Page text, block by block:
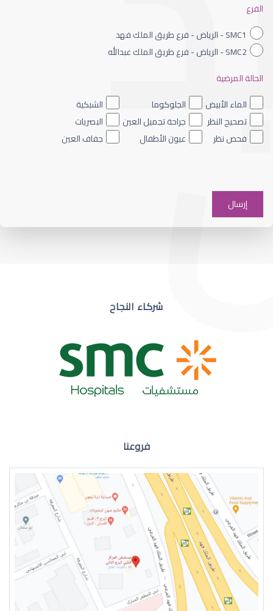
ضعف نظر العين اليسرى
ضعف نظر مفاجئ
ضعف نظر في العين اليسرى
الفرع
SMC1 - الرياض - فرع طريق الملك فهد
SMC2 - الرياض - فرع طريق الملك عبدالله
الحالة المرضية
الماء الأبيض
الجلوكوما
الشبكية
تصحيح النظر
جراحة تجميل العين
البصريات
فحص نظر
عيون الأطفال جفاف العين
شركاء النجاح
فروعنا